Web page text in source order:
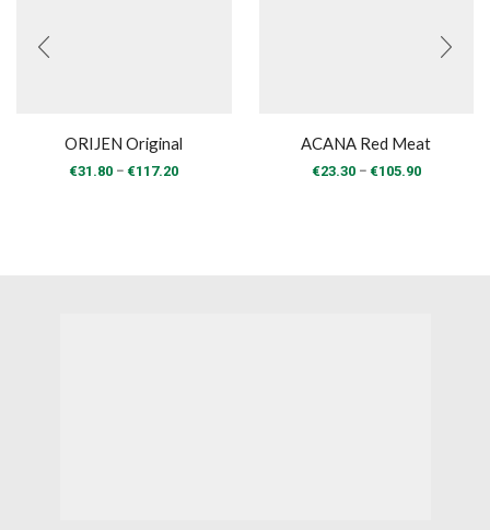
ORIJEN Original
€31.80 – €117.20Price
ACANA Red Meat
€23.30 – €105.90Price